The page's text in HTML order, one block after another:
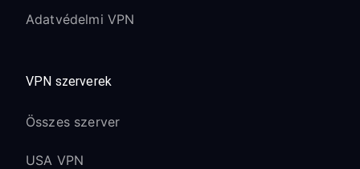
Adatvédelmi VPN
VPN szerverek
Összes szerver
USA VPN